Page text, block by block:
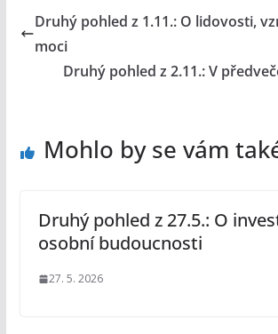
Druhý pohled z 1.11.: O lidovosti,
moci
Druhý pohled z 2.11.: V
Mohlo by se vám
Druhý pohled z 27.5.: O
osobní budoucnosti
27. 5. 2026